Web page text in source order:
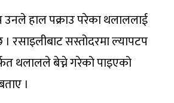
उनले हाल पक्राउ परेका थलाललाई
रसाइलीबाट सस्तोदरमा ल्यापटप
थलालले बेच्ने गरेको पाइएको
।